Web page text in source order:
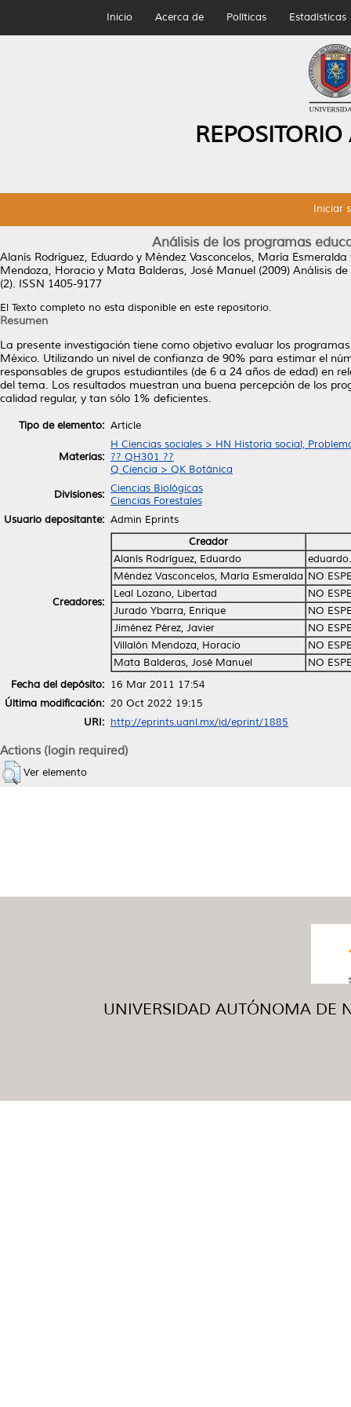
Inicio Acerca de Políticas Estadísticas
Iniciar
Análisis de los programas
Alanís Rodríguez, Eduardo y Méndez Vasconcelos, María Esmeralda
Mendoza, Horacio y Mata Balderas, José Manuel (2009) Análisis de
(2). ISSN 1405-9177
El Texto completo no esta disponible en este repositorio.
Resumen
La presente investigación tiene como objetivo evaluar los
México. Utilizando un nivel de confianza de 90% para estimar el
responsables de grupos estudiantiles (de 6 a 24 años de edad) en
del tema. Los resultados muestran una buena percepción de los
calidad regular, y tan sólo 1% deficientes.
Tipo de elemento: Article
Materias:
H Ciencias sociales > HN Historia social,
?? QH301 ??
Q Ciencia > QK Botánica
Divisiones: Ciencias Biológicas
Ciencias Forestales
Usuario depositante: Admin Eprints
Creadores:
Creador
Alanís Rodríguez, Eduardo
Méndez Vasconcelos, María Esmeralda NO
Leal Lozano, Libertad
NO
Jurado Ybarra, Enrique
NO
Jiménez Pérez, Javier
NO
Villalón Mendoza, Horacio
NO
Mata Balderas, José Manuel
NO
Fecha del depósito: 16 Mar 2011 17:54
Última modificación: 20 Oct 2022 19:15
URI: http://eprints.uanl.mx/id/eprint/1885
Actions (login required)
Ver elemento
UNIVERSIDAD AUTÓNOMA DE